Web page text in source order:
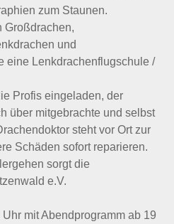
zum Staunen.
Großdrachen,
und
eine Lenkdrachenflugschule /
Profis eingeladen, der
über mitgebrachte und selbst
steht vor Ort zur
Schäden sofort reparieren.
sorgt die
e.V.
mit Abendprogramm ab 19